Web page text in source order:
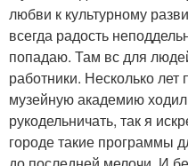
любви к культурному
всегда радость
попадаю. Там вс для
работники. Несколько
музейную академию
рукодельничать, так я
городе такие программы